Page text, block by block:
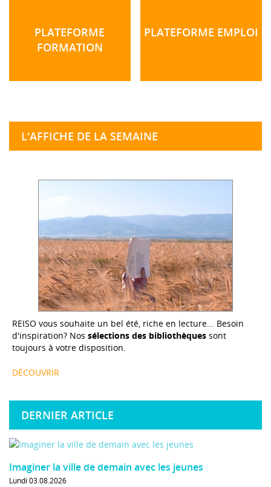
PLATEFORME
FORMATION
PLATEFORME EMPLOI
L'AFFICHE DE LA SEMAINE
REISO vous souhaite un bel été, riche en lecture... Besoin
d'inspiration? Nos sélections des bibliothèques sont
toujours à votre disposition.
DÉCOUVRIR
DERNIER ARTICLE
Imaginer la ville de demain avec les jeunes
Lundi 03.08.2026